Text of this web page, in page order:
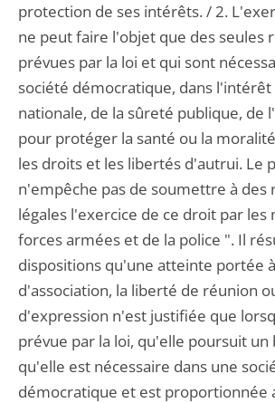
protection de ses intérêts. / 2.
ne peut faire l'objet que des seules
prévues par la loi et qui sont
société démocratique, dans l'intérêt
nationale, de la sûreté publique, de
pour protéger la santé ou la
les droits et les libertés d'autrui. Le
n'empêche pas de soumettre à des
légales l'exercice de ce droit par les
forces armées et de la police ". Il
dispositions qu'une atteinte portée
d'association, la liberté de réunion
d'expression n'est justifiée que
prévue par la loi, qu'elle poursuit un
qu'elle est nécessaire dans une
démocratique et est proportionnée